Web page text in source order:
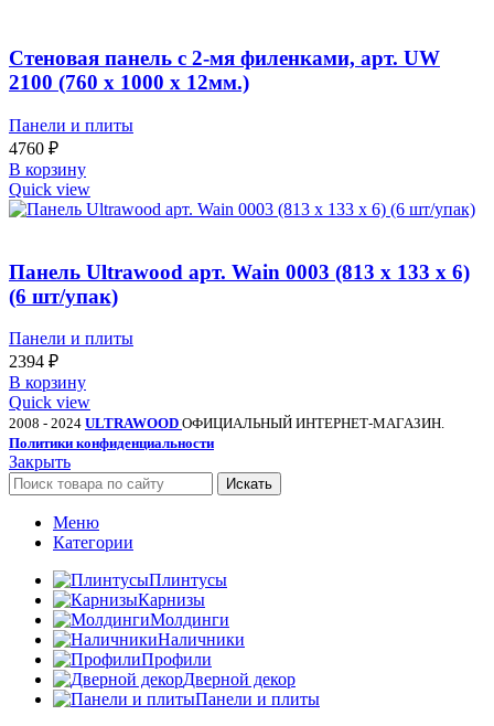
Стеновая панель с 2-мя филенками, арт. UW
2100 (760 х 1000 х 12мм.)
Панели и плиты
4760 ₽
В корзину
Quick view
Панель Ultrawood арт. Wain 0003 (813 х 133 х 6)
(6 шт/упак)
Панели и плиты
2394 ₽
В корзину
Quick view
2008 - 2024 ULTRAWOOD ОФИЦИАЛЬНЫЙ ИНТЕРНЕТ-МАГАЗИН.
Политики конфиденциальности
Закрыть
Искать
Меню
Категории
Плинтусы
Карнизы
Молдинги
Наличники
Профили
Дверной декор
Панели и плиты